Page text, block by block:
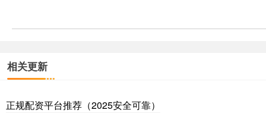
相关更新
正规配资平台推荐（2025安全可靠）